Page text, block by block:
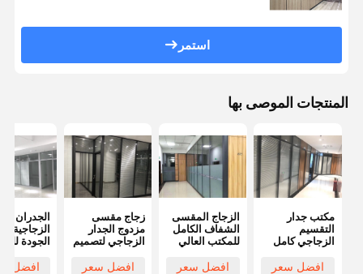
استمر
المنتجات الموصى بها
مكتب جدار
التقسيم
الزجاجي كامل
جدار التقسيم
افضل سعر
الزجاج المقسى
الشفاف الكامل
للمكتب العالي
فرملس
افضل سعر
زجاج مقسى
مزدوج الجدار
الزجاجي لتصميم
المكتبي
افضل سعر
الجدران
الزجاجية
الجودة
المكاتب
افضل